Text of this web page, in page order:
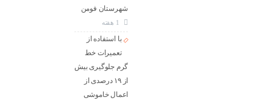
شهرستان فومن
با استفاده از
تعمیرات خط
گرم جلوگیری بیش
از ۱۹ درصدی از
اعمال خاموشی